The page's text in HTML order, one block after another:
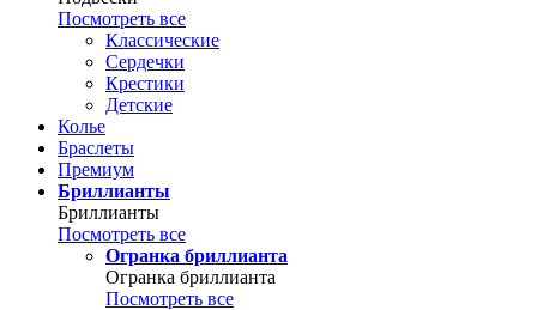
Посмотреть все
Классические
Сердечки
Крестики
Детские
Колье
Браслеты
Премиум
Бриллианты
Бриллианты
Посмотреть все
Огранка бриллианта
Огранка бриллианта
Посмотреть все